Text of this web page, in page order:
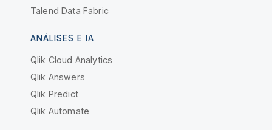
Talend Data Fabric
ANÁLISES E IA
Qlik Cloud Analytics
Qlik Answers
Qlik Predict
Qlik Automate